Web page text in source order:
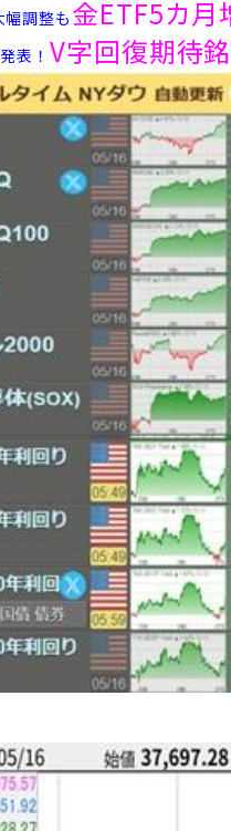
調整も金ETF5カ月
表！ V字回復期待